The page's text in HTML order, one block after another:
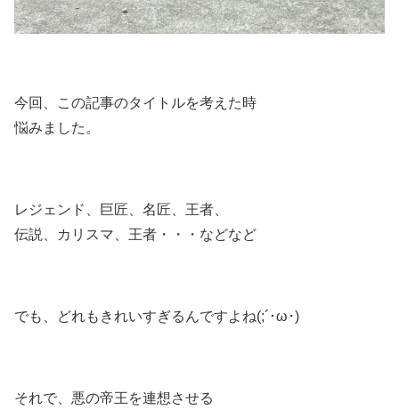
今回、この記事のタイトルを考えた時
悩みました。
レジェンド、巨匠、名匠、王者、
伝説、カリスマ、王者・・・などなど
でも、どれもきれいすぎるんですよね(;´･ω･)
それで、悪の帝王を連想させる